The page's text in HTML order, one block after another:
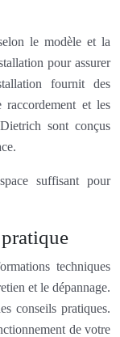
le modèle et la
pour assurer
fournit des
raccordement et les
sont conçus
suffisant pour
techniques
et le dépannage.
conseils pratiques.
de votre